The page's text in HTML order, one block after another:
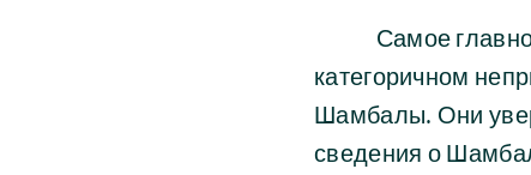
Самое главное
категоричном
Шамбалы. Они
сведения о